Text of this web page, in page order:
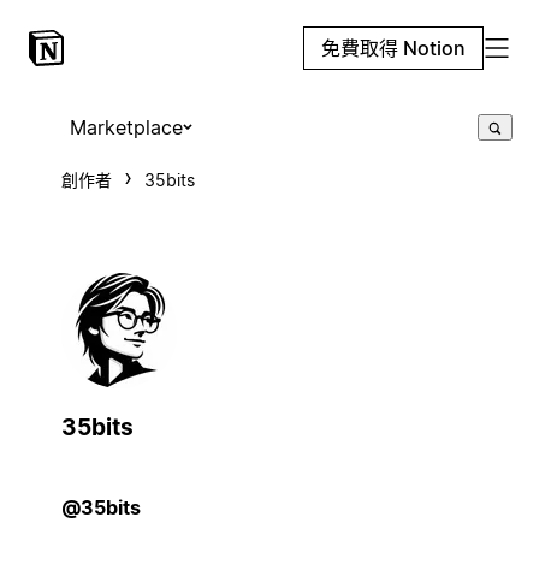
免費取得 Notion
Marketplace
創作者 35bits
35bits
@35bits